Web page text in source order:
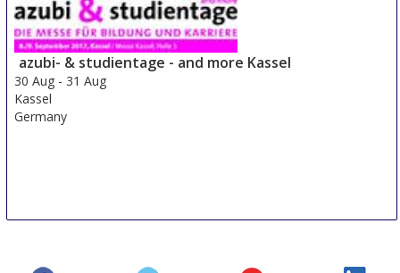
Sre Con Europe Middle East Africa
29 Aug-31 Aug
Duesseldorf area
Germany
azubi- & studientage - and more Kassel
30 Aug - 31 Aug
Kassel
Germany